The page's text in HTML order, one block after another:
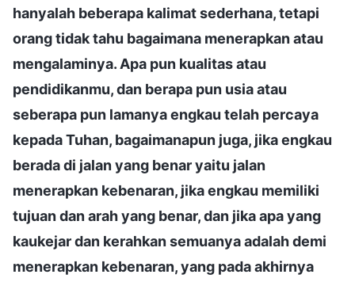
hanyalah beberapa kalimat sederhana, tetapi
orang tidak tahu bagaimana menerapkan atau
mengalaminya. Apa pun kualitas atau
pendidikanmu, dan berapa pun usia atau
seberapa pun lamanya engkau telah percaya
kepada Tuhan, bagaimanapun juga, jika engkau
berada di jalan yang benar yaitu jalan
menerapkan kebenaran, jika engkau memiliki
tujuan dan arah yang benar, dan jika apa yang
kaukejar dan kerahkan semuanya adalah demi
menerapkan kebenaran, yang pada akhirnya